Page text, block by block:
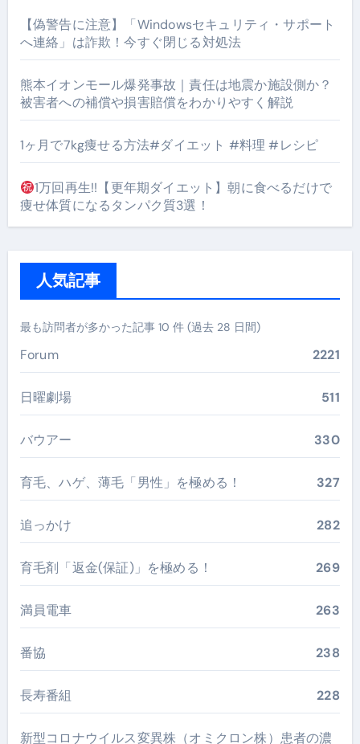
【偽警告に注意】「Windowsセキュリティ・サポート
へ連絡」は詐欺！今すぐ閉じる対処法
熊本イオンモール爆発事故｜責任は地震か施設側か？
被害者への補償や損害賠償をわかりやすく解説
1ヶ月で7kg痩せる方法#ダイエット #料理 #レシピ
1万回再生!!【更年期ダイエット】朝に食べるだけで
痩せ体質になるタンパク質3選！
人気記事
最も訪問者が多かった記事 10 件 (過去 28 日間)
Forum 2221
日曜劇場 511
バウアー 330
育毛、ハゲ、薄毛「男性」を極める！ 327
追っかけ 282
育毛剤「返金(保証)」を極める！ 269
満員電車 263
番協 238
長寿番組 228
新型コロナウイルス変異株（オミクロン株）患者の濃